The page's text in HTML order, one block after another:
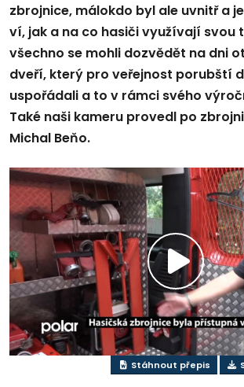
zbrojnice, málokdo byl ale uvnitř a
ví, jak a na co hasiči využívají svou
všechno se mohli dozvědět na dni
dveří, který pro veřejnost porubští
uspořádali a to v rámci svého
Také naši kameru provedl po
Michal Beňo.
video
Stáhnout přepis